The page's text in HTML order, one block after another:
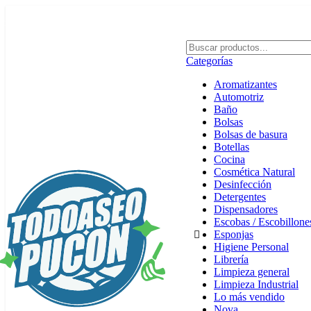
Categorías
Aromatizantes
Automotriz
Baño
Bolsas
Bolsas de basura
Botellas
Cocina
Cosmética Natural
Desinfección
Detergentes
Dispensadores
Escobas /
Esponjas
Higiene Personal
Librería
Limpieza general
Limpieza Industrial
Lo más vendido